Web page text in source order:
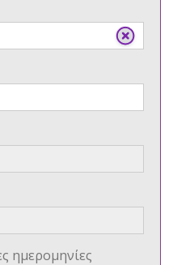
ημερομηνίες